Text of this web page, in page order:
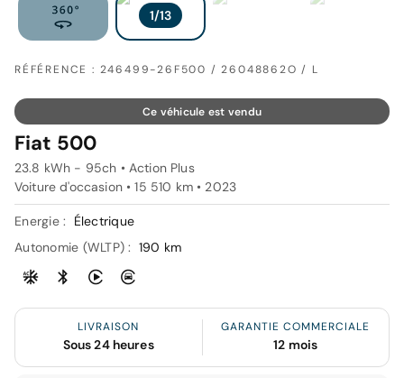
RÉFÉRENCE : 246499-26F500 / 26048862O / L
Ce véhicule est vendu
Fiat 500
23.8 kWh - 95ch • Action Plus
Voiture d'occasion • 15 510 km • 2023
Energie :
Électrique
Autonomie (WLTP) : 190 km
LIVRAISON
Sous 24 heures
GARANTIE COMMERCIALE
12 mois